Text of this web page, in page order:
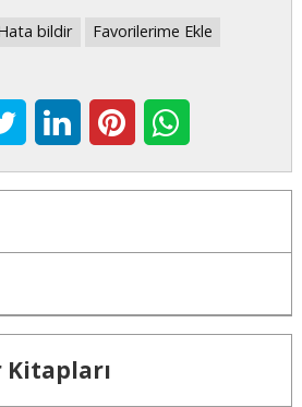
bildir Favorilerime Ekle
Kitapları